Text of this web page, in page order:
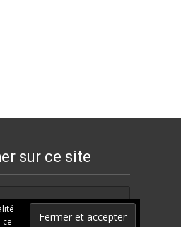
sur ce site
ce